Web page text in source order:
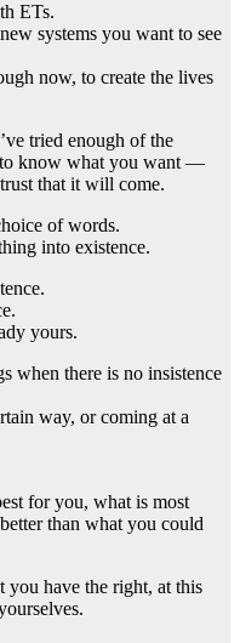
ETs.
systems you want to see
now, to create the lives
tried enough of the
to know what you want —
that it will come.
of words.
into existence.
yours.
when there is no insistence
way, or coming at a
for you, what is most
than what you could
you have the right, at this